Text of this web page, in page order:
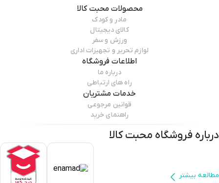
محصولاتمحبت کالا
مادر و کودک
کالای دیجیتال
ورزش و سفر
لوازم تحریر و تجهیزات اداری
اطلاعات فروشگاه
درباره ما
راه های ارتباطی
خدمات مشتریان
قوانین مرجوعی
راهنمای خرید
درباره فروشگاه محبت کالا
مطالعه بیشتر